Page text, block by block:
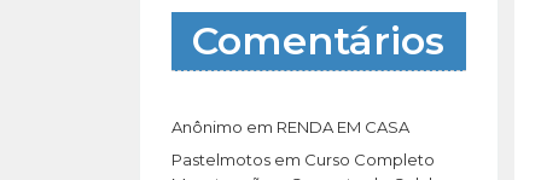
Comentários
Anônimo em RENDA EM CASA
Pastelmotosem Curso Completo